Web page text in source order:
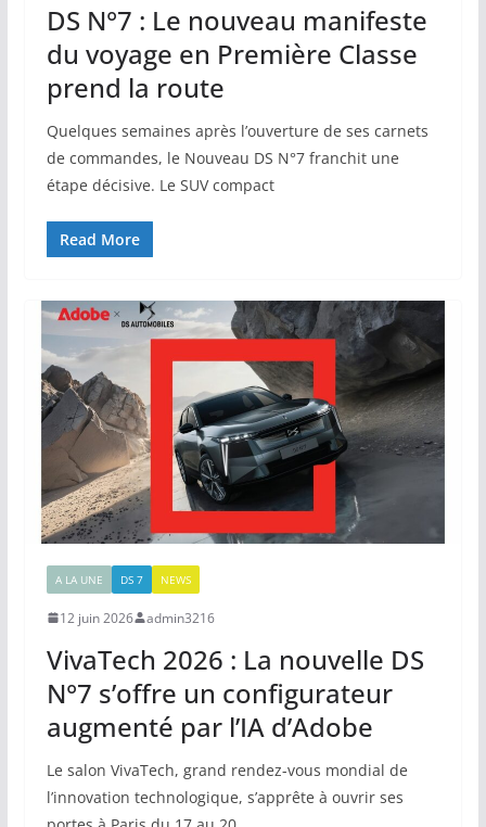
DS N°7 : Le nouveau manifeste
du voyage en Première Classe
prend la route
Quelques semaines après l’ouverture de ses carnets
de commandes, le Nouveau DS N°7 franchit une
étape décisive. Le SUV compact
Read More
A LA UNE DS 7 NEWS
12 juin 2026 admin3216
VivaTech 2026 : La nouvelle DS
N°7 s’offre un configurateur
augmenté par l’IA d’Adobe
Le salon VivaTech, grand rendez-vous mondial de
l’innovation technologique, s’apprête à ouvrir ses